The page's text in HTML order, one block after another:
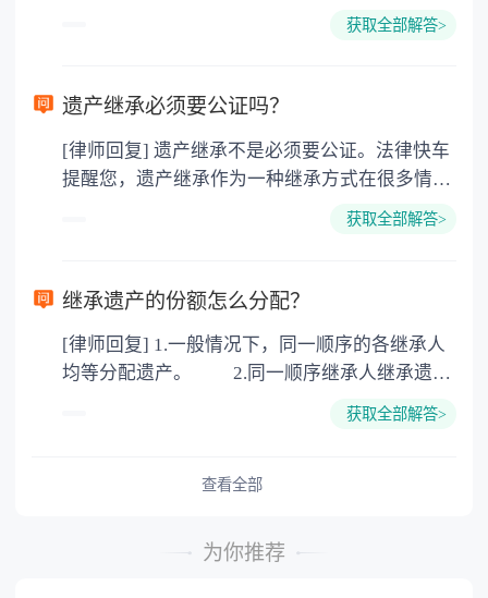
所得税、契税和公证费。赠与过户是没有增值税
要缴纳公证费，具体如下： 1. 公证费：按房
3. 印花税：按房屋评估价的0.05%缴纳 4. 土
地增值税：按房价1%缴纳 5. 房屋产权登记费：
获取全部解答>
遗产继承必须要公证吗？
[律师回复] 遗产继承不是必须要公证。法律快车
提醒您，遗产继承作为一种继承方式在很多情况
下都是不需要公证的，当然，如果需要公正的也
以防对财产继承发生纠纷，可以对遗产继承进行
公证。
获取全部解答>
继承遗产的份额怎么分配？
[律师回复] 1.一般情况下，同一顺序的各继承人
均等分配遗产。 2.同一顺序继承人继承遗产
或者与被继承人共同生活的继承人，分配遗产
的继承人，不尽扶养义务的，分配遗产时，应当
获取全部解答>
查看全部
为你推荐